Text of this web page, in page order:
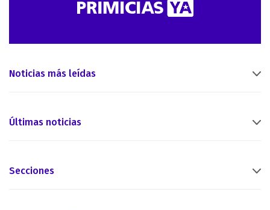
Noticias más leídas
Últimas noticias
Secciones